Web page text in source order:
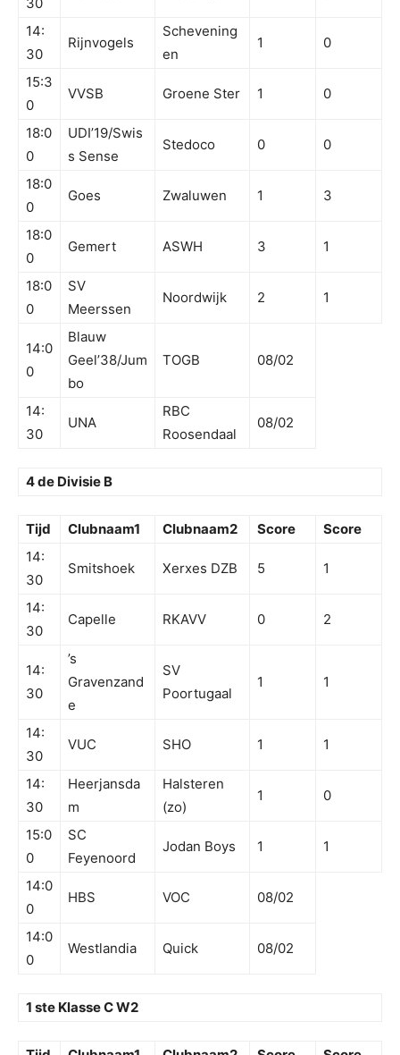
30
14:
30
Rijnvogels
Schevening
en
1 0
15:3
0
VVSB Groene Ster 1 0
18:0
0
UDI’19/Swis
s Sense
Stedoco 0 0
18:0
0
Goes Zwaluwen 1 3
18:0
0
Gemert ASWH 3 1
18:0
0
SV
Meerssen
Noordwijk 2 1
14:0
0
Blauw
Geel’38/Jum
bo
TOGB 08/02
14:
30
UNA
RBC
Roosendaal
08/02
4 de Divisie B
Tijd Clubnaam1 Clubnaam2 Score
Score
14:
30
Smitshoek Xerxes DZB 5 1
14:
30
Capelle RKAVV 0 2
14:
30
’s
Gravenzand
e
SV
Poortugaal
1 1
14:
30
VUC SHO 1 1
14:
30
Heerjansda
m
Halsteren
(zo)
1 0
15:0
0
SC
Feyenoord
Jodan Boys 1 1
14:0
0
HBS VOC 08/02
14:0
0
Westlandia Quick 08/02
1 ste Klasse C W2